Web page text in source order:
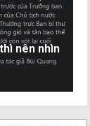
nên nhìn